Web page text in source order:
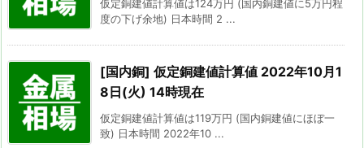
仮定銅建値計算値は124万円 (国内銅建値に5万円程
度の下げ余地) 日本時間 2 ...
[国内銅] 仮定銅建値計算値 2022年10月1
8日(火) 14時現在
仮定銅建値計算値は119万円 (国内銅建値にほぼ一
致) 日本時間 2022年10 ...